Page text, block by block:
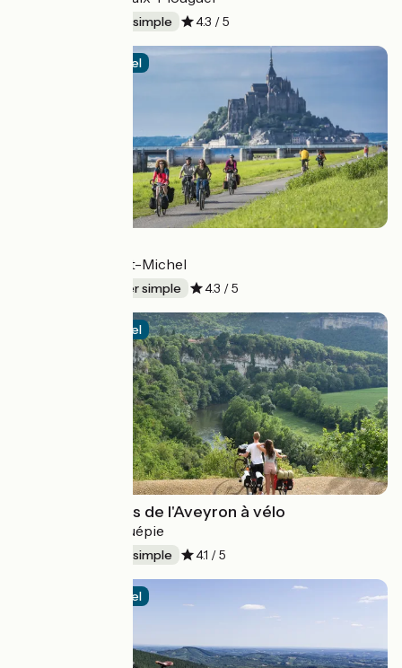
Aller simple 4.3 / 5
Itinéraire officiel
Paris > Le Mont-St-Michel
Aller simple 4.3 / 5
Itinéraire officiel
Vallée et Gorges de l'Aveyron à vélo
Montauban > Laguépie
Aller simple 4.1 / 5
Itinéraire officiel